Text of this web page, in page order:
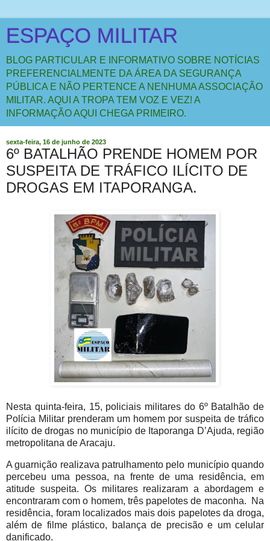
ESPAÇO MILITAR
BLOG PARTICULAR E INFORMATIVO SOBRE NOTÍCIAS
PREFERENCIALMENTE DA ÁREA DA SEGURANÇA
PÚBLICA E NÃO PERTENCE A NENHUMA ASSOCIAÇÃO
MILITAR. AQUI A TROPA TEM VOZ E VEZ! A
INFORMAÇÃO AQUI CHEGA PRIMEIRO.
sexta-feira, 16 de junho de 2023
6º BATALHÃO PRENDE HOMEM POR
SUSPEITA DE TRÁFICO ILÍCITO DE
DROGAS EM ITAPORANGA.
Nesta quinta-feira, 15, policiais militares do 6º Batalhão de
Polícia Militar prenderam um homem por suspeita de tráfico
ilícito de drogas no município de Itaporanga D’Ajuda, região
metropolitana de Aracaju.
A guarnição realizava patrulhamento pelo município quando
percebeu uma pessoa, na frente de uma residência, em
atitude suspeita. Os militares realizaram a abordagem e
encontraram com o homem, três papelotes de maconha. Na
residência, foram localizados mais dois papelotes da droga,
além de filme plástico, balança de precisão e um celular
danificado.